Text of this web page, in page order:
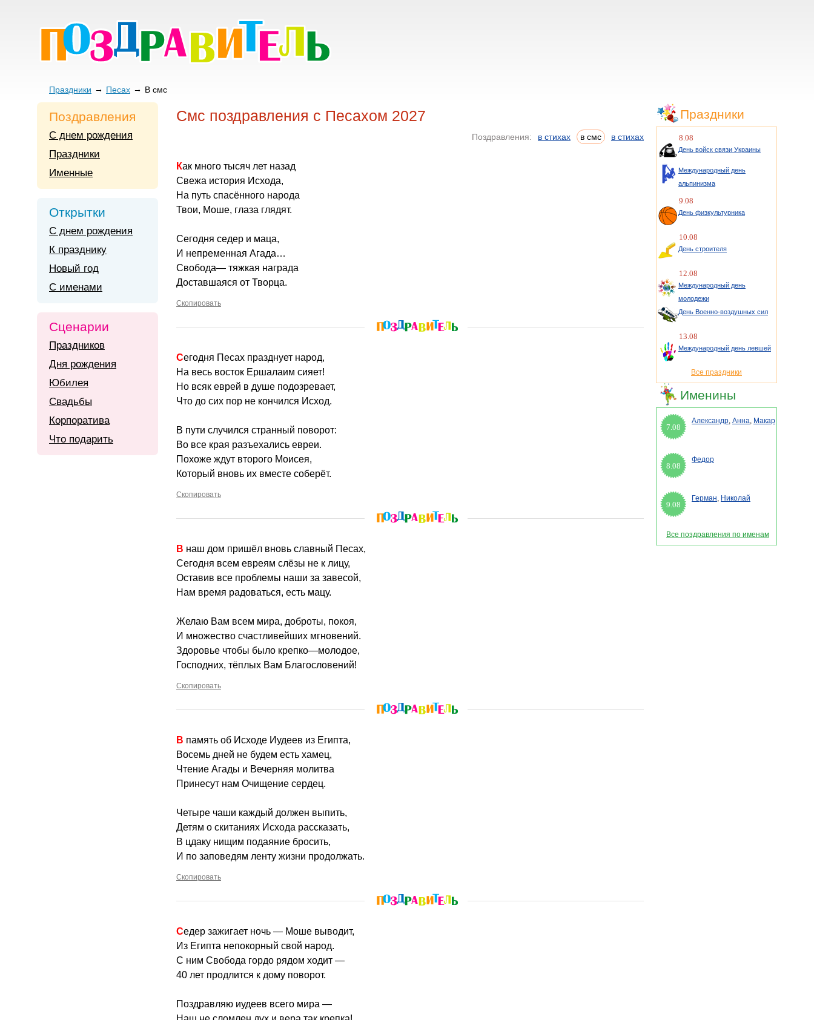
Праздники Песах В смс
Смс поздравления с Песахом 2027
Поздравления: в стихах в смс в стихах
Как много тысяч лет назад
Свежа история Исхода,
На путь спасённого народа
Твои, Моше, глаза глядят.
Сегодня седер и маца,
И непременная Агада…
Свобода— тяжкая награда
Доставшаяся от Творца.
Скопировать
Сегодня Песах празднует народ,
На весь восток Ершалаим сияет!
Но всяк еврей в душе подозревает,
Что до сих пор не кончился Исход.
В пути случился странный поворот:
Во все края разъехались евреи.
Похоже ждут второго Моисея,
Который вновь их вместе соберёт.
Скопировать
В наш дом пришёл вновь славный Песах,
Сегодня всем евреям слёзы не к лицу,
Оставив все проблемы наши за завесой,
Нам время радоваться, есть мацу.
Желаю Вам всем мира, доброты, покоя,
И множество счастливейших мгновений.
Здоровье чтобы было крепко—молодое,
Господних, тёплых Вам Благословений!
Скопировать
В память об Исходе Иудеев из Египта,
Восемь дней не будем есть хамец,
Чтение Агады и Вечерняя молитва
Принесут нам Очищение сердец.
Четыре чаши каждый должен выпить,
Детям о скитаниях Исхода рассказать,
В цдаку нищим подаяние бросить,
И по заповедям ленту жизни продолжать.
Скопировать
Седер зажигает ночь — Моше выводит,
Из Египта непокорный свой народ.
С ним Свобода гордо рядом ходит —
40 лет продлится к дому поворот.
Поздравляю иудеев всего мира —
Поздравления
С днем рождения
Праздники
Именные
Открытки
С днем рождения
К празднику
Новый год
С именами
Сценарии
Праздников
Дня рождения
Юбилея
Свадьбы
Корпоратива
Что подарить
Праздники
8.08
День войск связи Украины
Международный день
альпинизма
9.08
День физкультурника
10.08
День строителя
12.08
Международный день
молодежи
День Военно-воздушных сил
13.08
Международный день левшей
Все праздники
Именины
7.08
Александр, Анна, Макар
8.08
Федор
9.08
Герман, Николай
Все поздравления по именам